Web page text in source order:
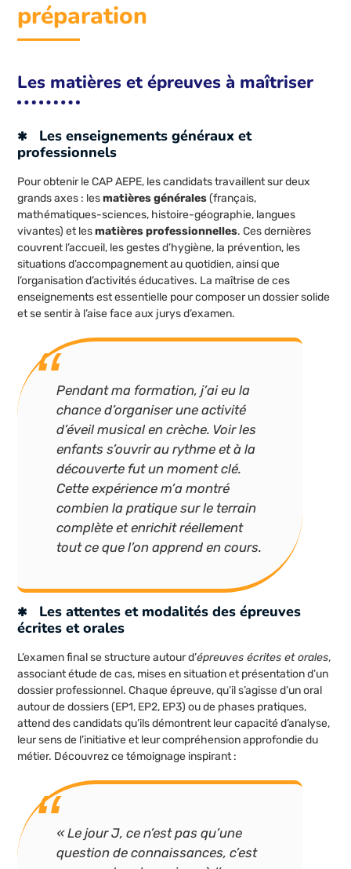
préparation
Les matières et épreuves à maîtriser
Les enseignements généraux et
professionnels
Pour obtenir le CAP AEPE, les candidats travaillent sur deux
grands axes : lesmatières générales(français,
mathématiques-sciences, histoire-géographie, langues
vivantes) et lesmatières professionnelles. Ces dernières
couvrent l’accueil, les gestes d’hygiène, la prévention, les
situations d’accompagnement au quotidien, ainsi que
l’organisation d’activités éducatives. La maîtrise de ces
enseignements est essentielle pour composer un dossier solide
et se sentir à l’aise face aux jurys d’examen.
Pendant ma formation, j’ai eu la
chance d’organiser une activité
d’éveil musical en crèche. Voir les
enfants s’ouvrir au rythme et à la
découverte fut un moment clé.
Cette expérience m’a montré
combien la pratique sur le terrain
complète et enrichit réellement
tout ce que l’on apprend en cours.
Les attentes et modalités des épreuves
écrites et orales
L’examen final se structure autour d’épreuves écrites et orales,
associant étude de cas, mises en situation et présentation d’un
dossier professionnel. Chaque épreuve, qu’il s’agisse d’un oral
autour de dossiers (EP1, EP2, EP3) ou de phases pratiques,
attend des candidats qu’ils démontrent leur capacité d’analyse,
leur sens de l’initiative et leur compréhension approfondie du
métier. Découvrez ce témoignage inspirant :
« Le jour J, ce n’est pas qu’une
question de connaissances, c’est